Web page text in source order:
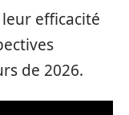
efficacité
de 2026.